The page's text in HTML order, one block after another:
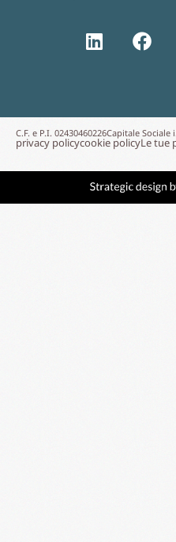
C.F. e P.I. 02430460226Capitale Sociale
privacy policycookie policyLe tue